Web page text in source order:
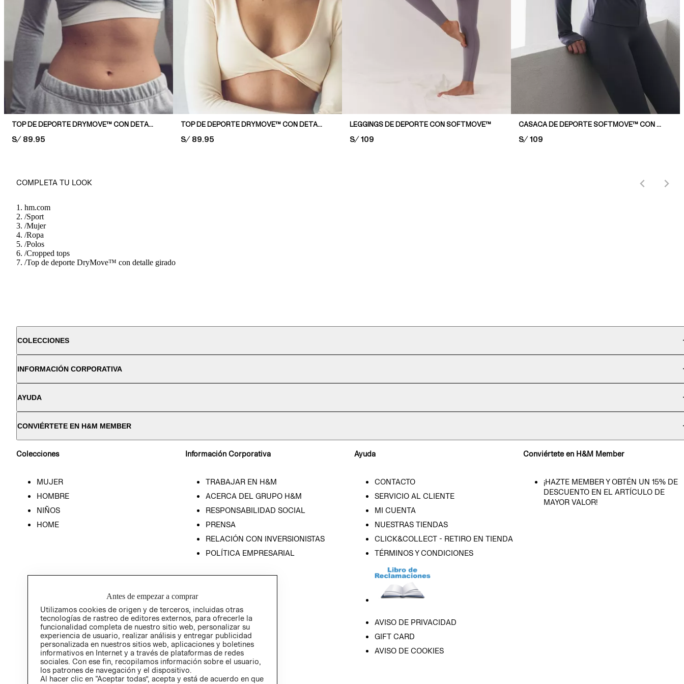
TOP DE DEPORTE DRYMOVE™ CON DETALLE GIRADO
PRICE:
S/ 89.95
TOP DE DEPORTE DRYMOVE™ CON DETALLE GIRADO
PRICE:
S/ 89.95
LEGGINGS DE DEPORTE CON SOFTMOVE™
PRICE:
S/ 109
CASACA DE DEPORTE SOFTMOVE™ CON CIERRE
PRICE:
S/ 109
COMPLETA TU LOOK
hm.com
/Sport
/Mujer
/Ropa
/Polos
/Cropped tops
/Top de deporte DryMove™ con detalle girado
COLECCIONES
INFORMACIÓN CORPORATIVA
AYUDA
CONVIÉRTETE EN H&M MEMBER
Colecciones
MUJER
HOMBRE
NIÑOS
HOME
Información Corporativa
TRABAJAR EN H&M
ACERCA DEL GRUPO H&M
RESPONSABILIDAD SOCIAL
PRENSA
RELACIÓN CON INVERSIONISTAS
POLÍTICA EMPRESARIAL
Ayuda
CONTACTO
SERVICIO AL CLIENTE
MI CUENTA
NUESTRAS TIENDAS
CLICK&COLLECT - RETIRO EN TIENDA
TÉRMINOS Y CONDICIONES
AVISO DE PRIVACIDAD
GIFT CARD
AVISO DE COOKIES
Conviértete en H&M Member
¡HAZTE MEMBER Y OBTÉN UN 15% DE
DESCUENTO EN EL ARTÍCULO DE
MAYOR VALOR!
Antes de empezar a comprar
Utilizamos cookies de origen y de terceros, incluidas otras
tecnologías de rastreo de editores externos, para ofrecerle la
funcionalidad completa de nuestro sitio web, personalizar su
experiencia de usuario, realizar análisis y entregar publicidad
personalizada en nuestros sitios web, aplicaciones y boletines
informativos en Internet y a través de plataformas de redes
sociales. Con ese fin, recopilamos información sobre el usuario,
los patrones de navegación y el dispositivo.
Al hacer clic en “Aceptar todas”, acepta y está de acuerdo en que